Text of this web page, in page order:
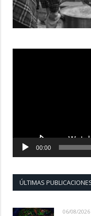
00:00
ÚLTIMAS
06/08/2026